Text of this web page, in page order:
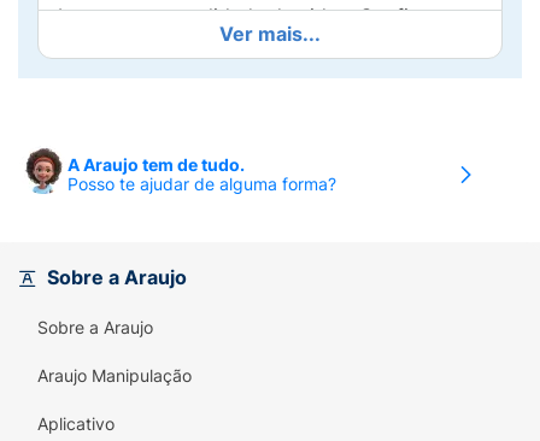
bem-estar e qualidade de vida.• Confira a
farmácia mais próxima de você;
ATACAND candesartana cilexetila.
embalagem com 30
comprimidos.Comprimidos de 16 mg em
embalagens com 20 ou 30 comprimidos.
VIA ORALUSO ADULTO
COMPOSIÇÃO:
Ver mais...
A Araujo tem de tudo.
Posso te ajudar de alguma forma?
Sobre a Araujo
Sobre a Araujo
Araujo Manipulação
Aplicativo